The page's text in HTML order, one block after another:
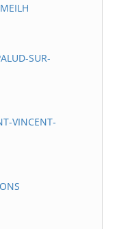
SUR-
VINCENT-